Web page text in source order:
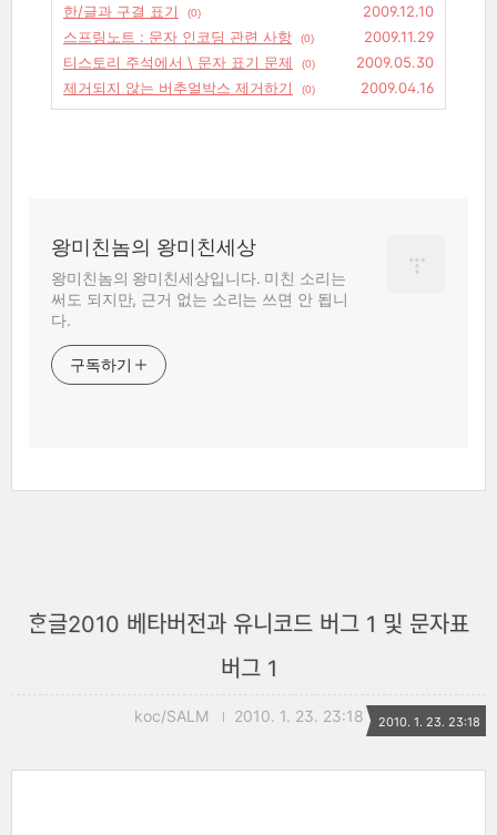
한/글과 구결 표기
(0)
2009.12.10
스프링노트 : 문자 인코딩 관련 사항
(0)
2009.11.29
티스토리 주석에서 \ 문자 표기 문제
(0)
2009.05.30
제거되지 않는 버추얼박스 제거하기
(0) 2009.04.16
왕미친놈의 왕미친세상
왕미친놈의 왕미친세상입니다. 미친 소리는
써도 되지만, 근거 없는 소리는 쓰면 안 됩니
다.
구독하기
ᄒᆞᆫ글2010 베타버전과 유니코드 버그 1 및 문자표
버그 1
koc/SALM 2010. 1. 23. 23:18 2010. 1. 23. 23:18